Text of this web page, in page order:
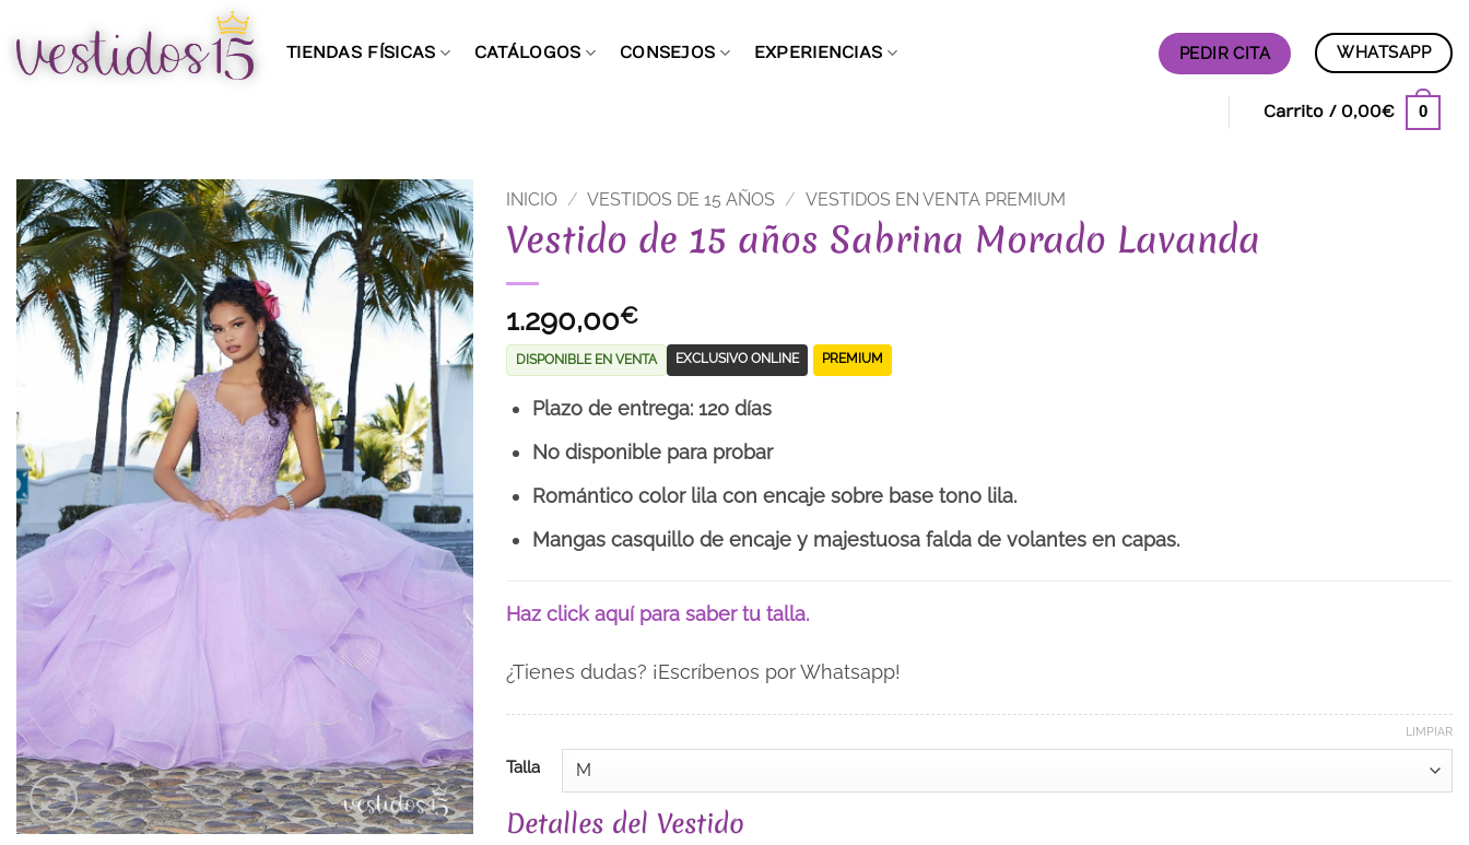
contenido
TIENDAS FÍSICAS CATÁLOGOS CONSEJOS EXPERIENCIAS PEDIR CITA WHATSAPP
Carrito / 0,00€ 0
INICIO / VESTIDOS DE 15 AÑOS / VESTIDOS EN VENTA PREMIUM
Vestido de 15 años Sabrina Morado Lavanda
1.290,00€
DISPONIBLE EN VENTA EXCLUSIVO ONLINE PREMIUM
Plazo de entrega: 120 días
No disponible para probar
Romántico color lila con encaje sobre base tono lila.
Mangas casquillo de encaje y majestuosa falda de volantes en capas.
Haz click aquí para saber tu talla.
¿Tienes dudas? ¡Escríbenos por Whatsapp!
Talla
LIMPIAR
Detalles del Vestido